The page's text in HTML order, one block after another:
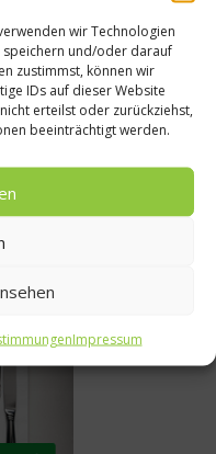
wir Technologien
und/oder darauf
zustimmst, können wir
IDs auf dieser Website
erteilst oder zurückziehst,
beeinträchtigt werden.
Impressum
Spitzenköche
This is just a Punk
(Teil 2) –
mit Stefan